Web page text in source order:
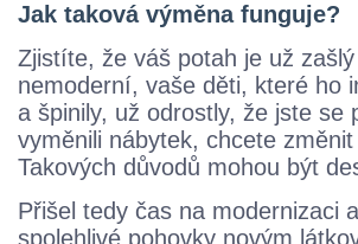
Jak taková výměna funguje?
Zjistíte, že váš potah je už
nemoderní, vaše děti, které ho
a špinily, už odrostly, že jste se
vyměnili nábytek, chcete
Takových důvodů mohou být
Přišel tedy čas na modernizaci
spolehlivé pohovky novým